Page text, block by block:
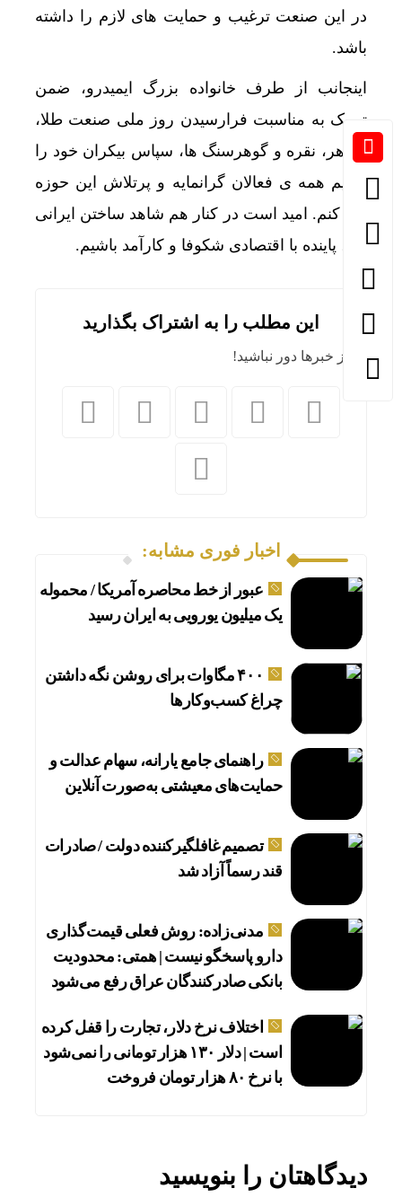
در این صنعت ترغیب و حمایت های لازم را داشته
باشد.
اینجانب از طرف خانواده بزرگ ایمیدرو، ضمن
تبریک به مناسبت فرارسیدن روز ملی صنعت طلا،
جواهر، نقره و گوهرسنگ ها، سپاس بیکران خود را
تقدیم همه ی فعالان گرانمایه و پرتلاش این حوزه
می کنم. امید است در کنار هم شاهد ساختن ایرانی
آباد، پاینده با اقتصادی شکوفا و کارآمد باشیم.
این مطلب را به اشتراک بگذارید
از خبرها دور نباشید!
اخبار فوری مشابه:
عبور از خط محاصره آمریکا / محموله
یک میلیون یورویی به ایران رسید
۴۰۰ مگاوات برای روشن نگه داشتن
چراغ کسب‌وکار‌ها
راهنمای جامع یارانه، سهام عدالت و
حمایت‌های معیشتی به‌صورت آنلاین
تصمیم غافلگیرکننده دولت / صادرات
قند رسماً آزاد شد
مدنی‌زاده: روش فعلی قیمت‌گذاری
دارو پاسخگو نیست | همتی: محدودیت
بانکی صادرکنندگان عراق رفع می‌شود
اختلاف نرخ دلار، تجارت را قفل کرده
است | دلار ۱۳۰ هزار تومانی را نمی‌شود
با نرخ ۸۰ هزار تومان فروخت
دیدگاهتان را بنویسید